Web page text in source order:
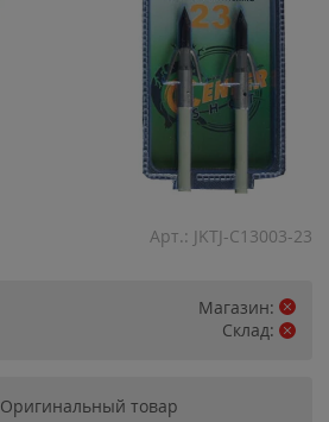
Арт.: JKTJ-C13003-23
Магазин:
Склад:
Оригинальный товар